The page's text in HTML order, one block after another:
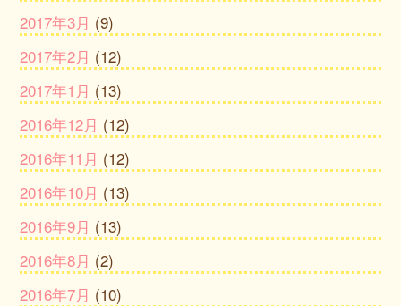
2017年3月 (9)
2017年2月 (12)
2017年1月 (13)
2016年12月 (12)
2016年11月 (12)
2016年10月 (13)
2016年9月 (13)
2016年8月 (2)
2016年7月 (10)